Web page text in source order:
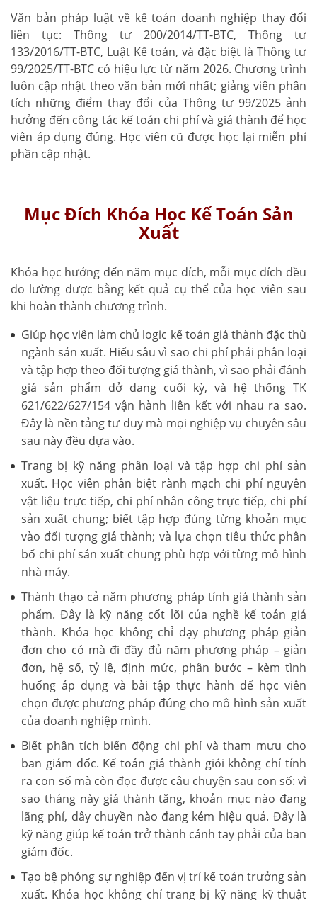
Văn bản pháp luật về kế toán doanh nghiệp thay đổi
liên tục: Thông tư 200/2014/TT-BTC, Thông tư
133/2016/TT-BTC, Luật Kế toán, và đặc biệt là Thông tư
99/2025/TT-BTC có hiệu lực từ năm 2026. Chương trình
luôn cập nhật theo văn bản mới nhất; giảng viên phân
tích những điểm thay đổi của Thông tư 99/2025 ảnh
hưởng đến công tác kế toán chi phí và giá thành để học
viên áp dụng đúng. Học viên cũ được học lại miễn phí
phần cập nhật.
Mục Đích Khóa Học Kế Toán Sản
Xuất
Khóa học hướng đến năm mục đích, mỗi mục đích đều
đo lường được bằng kết quả cụ thể của học viên sau
khi hoàn thành chương trình.
Giúp học viên làm chủ logic kế toán giá thành đặc thù
ngành sản xuất. Hiểu sâu vì sao chi phí phải phân loại
và tập hợp theo đối tượng giá thành, vì sao phải đánh
giá sản phẩm dở dang cuối kỳ, và hệ thống TK
621/622/627/154 vận hành liên kết với nhau ra sao.
Đây là nền tảng tư duy mà mọi nghiệp vụ chuyên sâu
sau này đều dựa vào.
Trang bị kỹ năng phân loại và tập hợp chi phí sản
xuất. Học viên phân biệt rành mạch chi phí nguyên
vật liệu trực tiếp, chi phí nhân công trực tiếp, chi phí
sản xuất chung; biết tập hợp đúng từng khoản mục
vào đối tượng giá thành; và lựa chọn tiêu thức phân
bổ chi phí sản xuất chung phù hợp với từng mô hình
nhà máy.
Thành thạo cả năm phương pháp tính giá thành sản
phẩm. Đây là kỹ năng cốt lõi của nghề kế toán giá
thành. Khóa học không chỉ dạy phương pháp giản
đơn cho có mà đi đầy đủ năm phương pháp – giản
đơn, hệ số, tỷ lệ, định mức, phân bước – kèm tình
huống áp dụng và bài tập thực hành để học viên
chọn được phương pháp đúng cho mô hình sản xuất
của doanh nghiệp mình.
Biết phân tích biến động chi phí và tham mưu cho
ban giám đốc. Kế toán giá thành giỏi không chỉ tính
ra con số mà còn đọc được câu chuyện sau con số: vì
sao tháng này giá thành tăng, khoản mục nào đang
lãng phí, dây chuyền nào đang kém hiệu quả. Đây là
kỹ năng giúp kế toán trở thành cánh tay phải của ban
giám đốc.
Tạo bệ phóng sự nghiệp đến vị trí kế toán trưởng sản
xuất. Khóa học không chỉ trang bị kỹ năng kỹ thuật